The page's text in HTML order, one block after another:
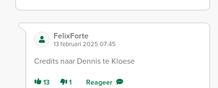
FelixForte
13 februari 2025 07:45
Credits naar Dennis te Kloese
13 1 Reageer